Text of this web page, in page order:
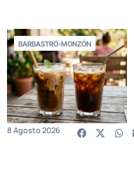
BARBASTRO-MONZÓN
8 Agosto 2026